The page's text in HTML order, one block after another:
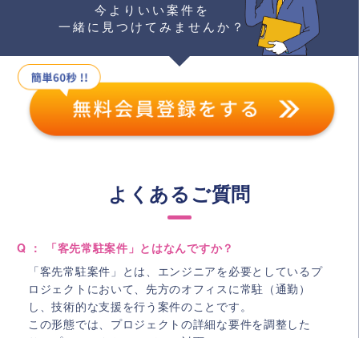
今よりいい案件を
一緒に見つけてみませんか？
よくあるご質問
Q ： 「客先常駐案件」とはなんですか？
「客先常駐案件」とは、エンジニアを必要としているプ
ロジェクトにおいて、先方のオフィスに常駐（通勤）
し、技術的な支援を行う案件のことです。
この形態では、プロジェクトの詳細な要件を調整した